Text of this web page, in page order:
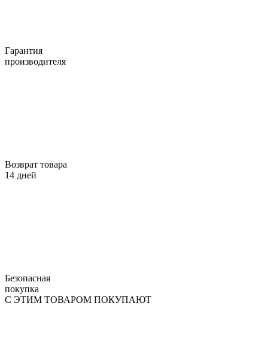
Гарантия
производителя
Возврат товара
14 дней
Безопасная
покупка
С ЭТИМ ТОВАРОМ ПОКУПАЮТ